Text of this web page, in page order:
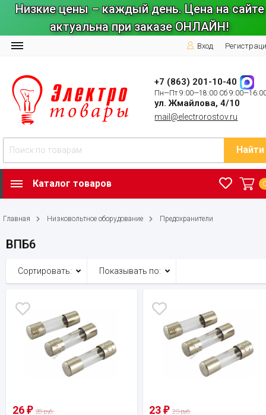
Низкие цены – каждый день. Цена на сайте
актуальна при заказе ОНЛАЙН!
Вход
+7 (863) 201-10-40
Пн—Пт 9:00—18:00 Сб
ул. Жмайлова, 4/10
mail@electrorostov.ru
Найти
Каталог товаров
Главная Низковольтное оборудование Предохранители
ВПБ6
Сортировать: Показывать по:
26 ₽ 28 руб. 23₽ 25 руб.